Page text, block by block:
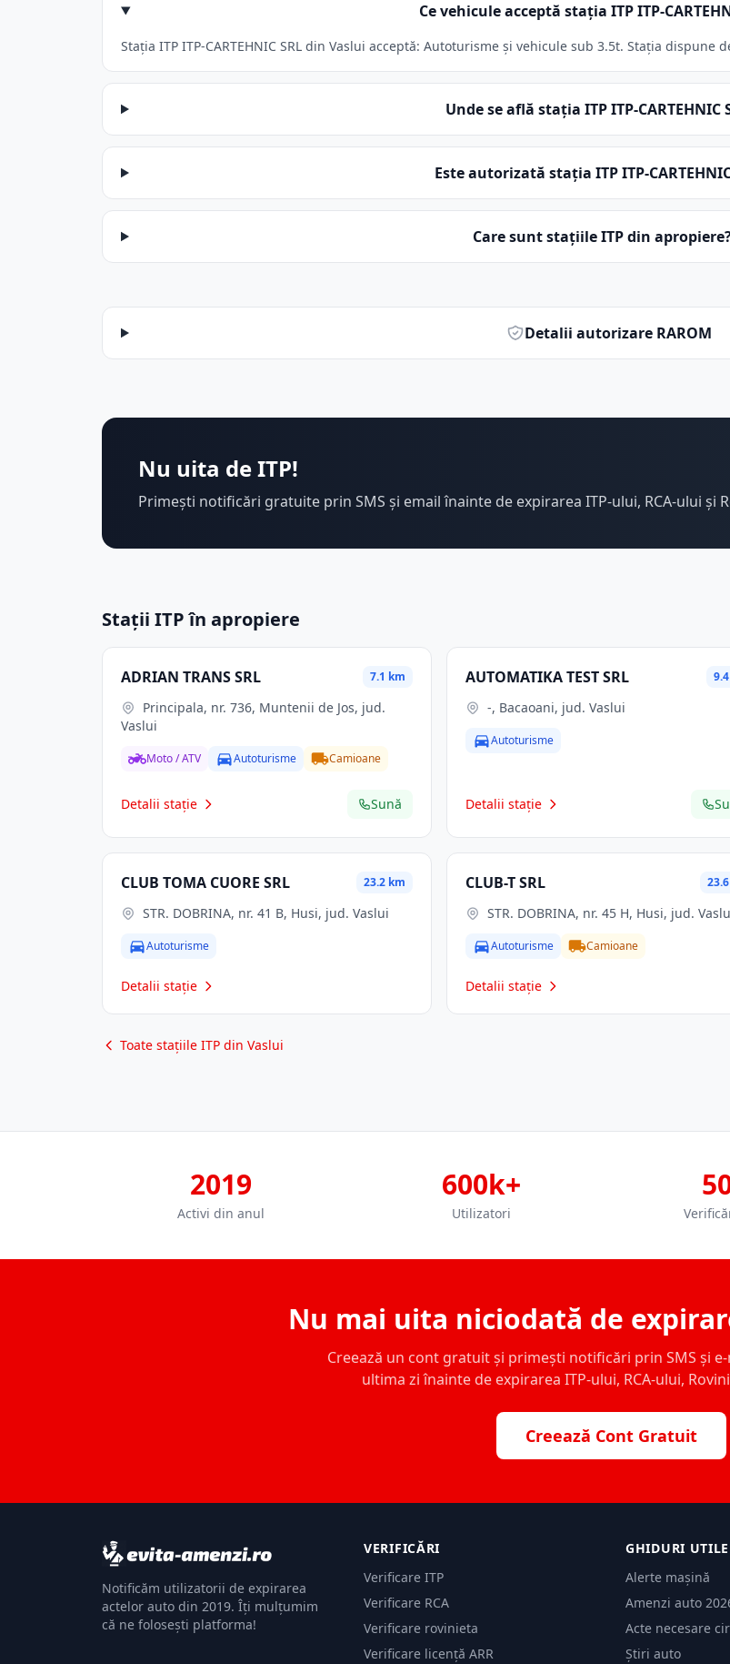
Ce vehicule acceptă stația ITP ITP-
Stația ITP ITP-CARTEHNIC SRL din Vaslui acceptă: Autoturisme și vehicule sub 3.5t. Stația dispune
Unde se află stația ITP ITP-CARTEHNIC
Este autorizată stația ITP ITP-
Care sunt stațiile ITP din
Detalii autorizare RAROM
Nu uita de ITP!
Primești notificări gratuite prin SMS și email înainte de expirarea ITP-ului, RCA-ului și
Stații ITP în apropiere
ADRIAN TRANS SRL 7.1 km
Vaslui
Moto / ATV Autoturisme Camioane
Detalii stație Sună
AUTOMATIKA TEST SRL
-, Bacaoani, jud. Vaslui
Autoturisme
Detalii stație
CLUB TOMA CUORE SRL 23.2 km
STR. DOBRINA, nr. 41 B, Husi, jud. Vaslui
Autoturisme
Detalii stație
CLUB-T SRL
STR. DOBRINA, nr. 45 H, Husi, jud.
Autoturisme Camioane
Detalii stație
Toate stațiile ITP din Vaslui
2019
Activi din anul
600k+
Utilizatori
Nu mai uita niciodată de
Creează un cont gratuit și primești notificări prin SMS și e-
ultima zi înainte de expirarea ITP-ului, RCA-ului,
Creează Cont Gratuit
Notificăm utilizatorii de expirarea
actelor auto din 2019. Îți mulțumim
că ne folosești platforma!
VERIFICĂRI
Verificare ITP
Verificare RCA
Verificare rovinieta
Verificare licență ARR
GHIDURI UTILE
Alerte mașină
Amenzi auto
Acte necesare
Știri auto